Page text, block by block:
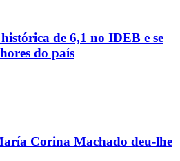
de 6,1 no IDEB e se
do país
Corina Machado deu-lhe